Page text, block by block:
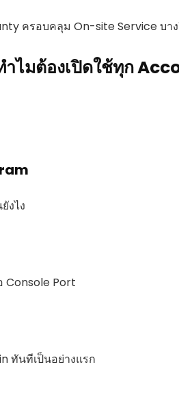
ครอบคลุม On-site Service บา
ำไมต้องเปิดใช้ทุก
งไง
Console Port
ทันทีเป็นอย่างแรก